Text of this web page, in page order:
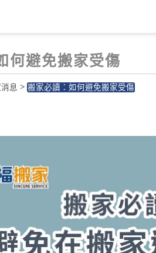
何避免搬家受傷
息 > 搬家必讀：如何避免搬家受傷